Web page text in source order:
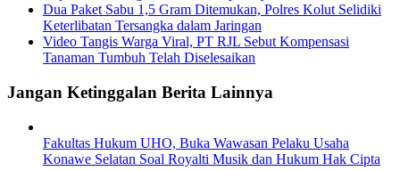
Dua Paket Sabu 1,5 Gram Ditemukan, Polres Kolut Selidiki
Keterlibatan Tersangka dalam Jaringan
Video Tangis Warga Viral, PT RJL Sebut Kompensasi
Tanaman Tumbuh Telah Diselesaikan
Jangan Ketinggalan Berita Lainnya
Fakultas Hukum UHO, Buka Wawasan Pelaku Usaha
Konawe Selatan Soal Royalti Musik dan Hukum Hak Cipta